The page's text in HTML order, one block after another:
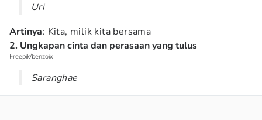
Uri
Artinya: Kita, milik kita bersama
2. Ungkapan cinta dan perasaan yang tulus
Freepik/benzoix
Saranghae